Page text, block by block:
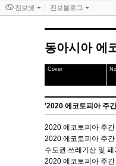
동아시아 에
Cover
'2020 에코토피아 주
2020 에코토피아 주
2020 에코토피아 주
수도권 쓰레기산 및
2020 에코토피아 주
진보넷 진보블로그